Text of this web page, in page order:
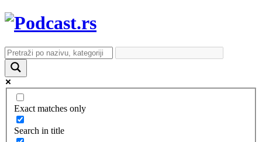
Exact matches only
Search in title